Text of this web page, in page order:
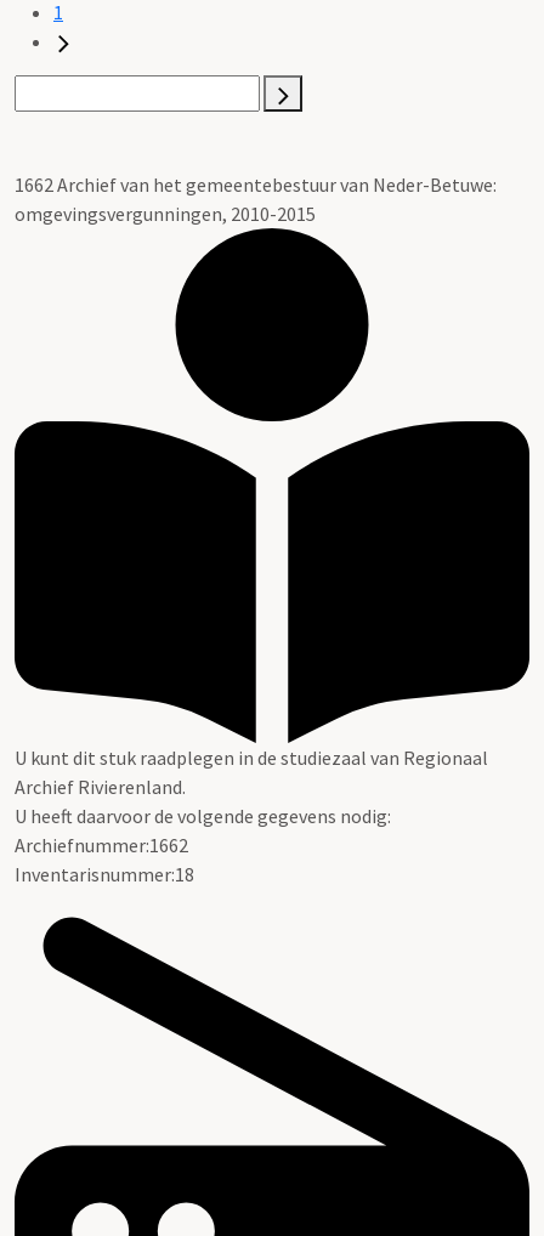
1
1662 Archief van het gemeentebestuur van Neder-Betuwe:
omgevingsvergunningen, 2010-2015
U kunt dit stuk raadplegen in de studiezaal van Regionaal
Archief Rivierenland.
U heeft daarvoor de volgende gegevens nodig:
Archiefnummer:1662
Inventarisnummer:18